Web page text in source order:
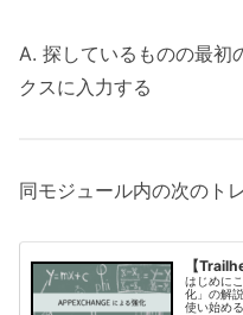
A. 探しているものの最初
クスに入力する
同モジュール内の次のト
【
はじめに
化」の解
使い始め